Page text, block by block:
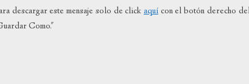
descargar este mensaje solo de click aquí con el botón derecho
Como."